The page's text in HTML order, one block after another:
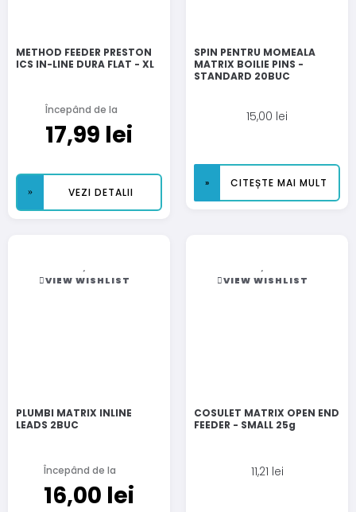
METHOD FEEDER PRESTON
ICS IN-LINE DURA FLAT - XL
Începând de la
17,99 lei
VEZI DETALII
SPIN PENTRU MOMEALA
MATRIX BOILIE PINS -
STANDARD 20BUC
15,00 lei
CITEȘTE MAI MULT
VIEW WISHLIST
PLUMBI MATRIX INLINE
LEADS 2BUC
Începând de la
16,00 lei
VIEW WISHLIST
COSULET MATRIX OPEN END
FEEDER - SMALL 25g
11,21 lei